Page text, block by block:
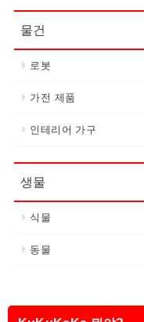
물건
로봇
가전 제품
인테리어 가구
생물
식물
동물